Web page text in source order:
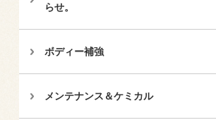
らせ。
ボディー補強
メンテナンス＆ケミカル